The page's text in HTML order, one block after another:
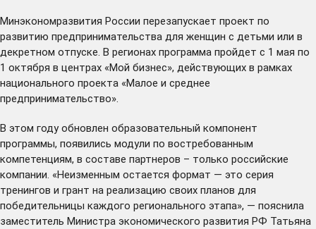
Минэкономразвития России перезапускает проект по
развитию предпринимательства для женщин с детьми или в
декретном отпуске. В регионах программа пройдет с 1 мая по
1 октября в центрах «Мой бизнес», действующих в рамках
национального проекта «Малое и среднее
предпринимательство».
В этом году обновлен образовательный компонент
программы, появились модули по востребованным
компетенциям, в составе партнеров – только российские
компании. «Неизменным остается формат — это серия
тренингов и грант на реализацию своих планов для
победительницы каждого регионального этапа», — пояснила
заместитель Министра экономического развития РФ Татьяна